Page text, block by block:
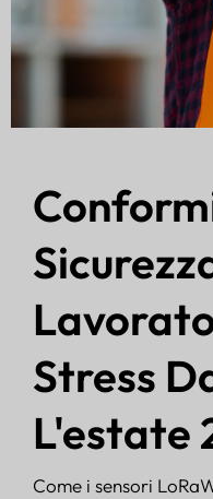
Stress
L'estate
Come i sensori